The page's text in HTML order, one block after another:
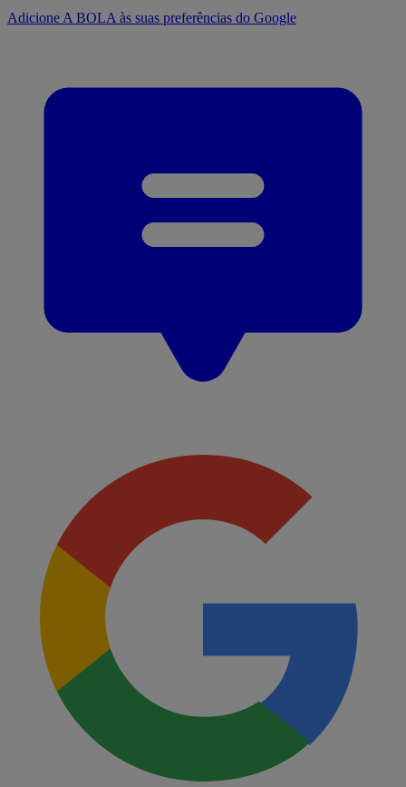
Adicione A BOLA às suas preferências do Google